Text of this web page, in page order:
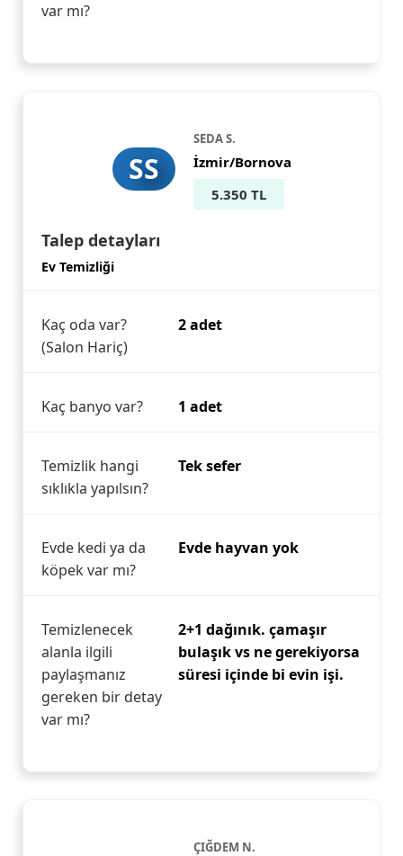
var mı?
SS
SEDA S.
İzmir/Bornova
5.350 TL
Talep detayları
Ev Temizliği
Kaç oda var?
(Salon Hariç)
2 adet
Kaç banyo var? 1 adet
Temizlik hangi
sıklıkla yapılsın?
Tek sefer
Evde kedi ya da
köpek var mı?
Evde hayvan yok
Temizlenecek
alanla ilgili
paylaşmanız
gereken bir detay
var mı?
2+1 dağınık. çamaşır
bulaşık vs ne gerekiyorsa
süresi içinde bi evin işi.
ÇIĞDEM N.